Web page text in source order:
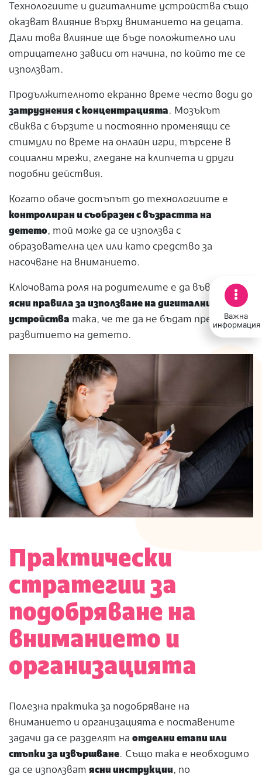
Важна
информация
Технологиите и дигиталните устройства също
оказват влияние върху вниманието на децата.
Дали това влияние ще бъде положително или
отрицателно зависи от начина, по който те се
използват.
Продължителното екранно време често води до
затруднения с концентрацията. Мозъкът
свиква с бързите и постоянно променящи се
стимули по време на онлайн игри, търсене в
социални мрежи, гледане на клипчета и други
подобни действия.
Когато обаче достъпът до технологиите е
контролиран и съобразен с възрастта на
детето, той може да се използва с
образователна цел или като средство за
насочване на вниманието.
Ключовата роля на родителите е да въведат
ясни правила за използване на дигитални
устройства така, че те да не бъдат пречка за
развитието на детето.
Практически
стратегии за
подобряване на
вниманието и
организацията
Полезна практика за подобряване на
вниманието и организацията е поставените
задачи да се разделят на отделни етапи или
стъпки за извършване. Също така е необходимо
да се използват ясни инструкции, по